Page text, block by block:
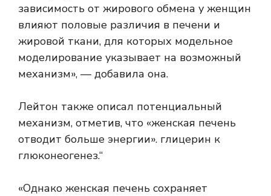
зависимость от жирового обмена у женщин
влияют половые различия в печени и
жировой ткани, для которых модельное
моделирование указывает на возможный
механизм», — добавила она.
Лейтон также описал потенциальный
механизм, отметив, что «женская печень
отводит больше энергии». глицерин к
глюконеогенез.“
«Однако женская печень сохраняет